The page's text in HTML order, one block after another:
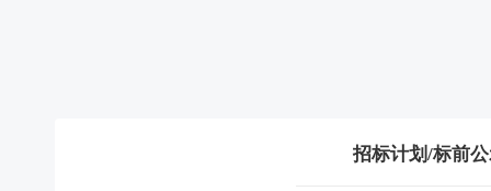
招标计划/标前